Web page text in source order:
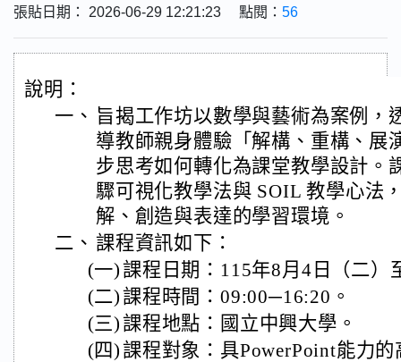
張貼日期： 2026-06-29 12:21:23 點閱： 56
說明：
一、 旨揭工作坊以數學與藝術為案例，
導教師親身體驗「解構、重構、展
步思考如何轉化為課堂教學設計。
驟可視化教學法與 SOIL 教學心法
解、創造與表達的學習環境。
二、 課程資訊如下：
(一)課程日期：115年8月4日（二）
(二)課程時間：09:00─16:20。
(三)課程地點：國立中興大學。
(四)課程對象：具PowerPoint能力